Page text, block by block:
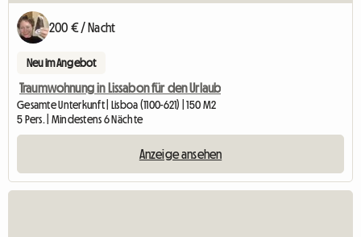
200 € / Nacht
Neu im Angebot
Traumwohnung in Lissabon für den Urlaub
Gesamte Unterkunft | Lisboa (1100-621) | 150 M2
5 Pers. | Mindestens 6 Nächte
Anzeige ansehen